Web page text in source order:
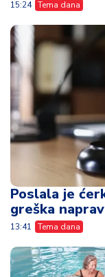
Poslala je
greška
Tema dana
Planulo svih
vaučera - tri
su najtraženija
12:31 Tema dana